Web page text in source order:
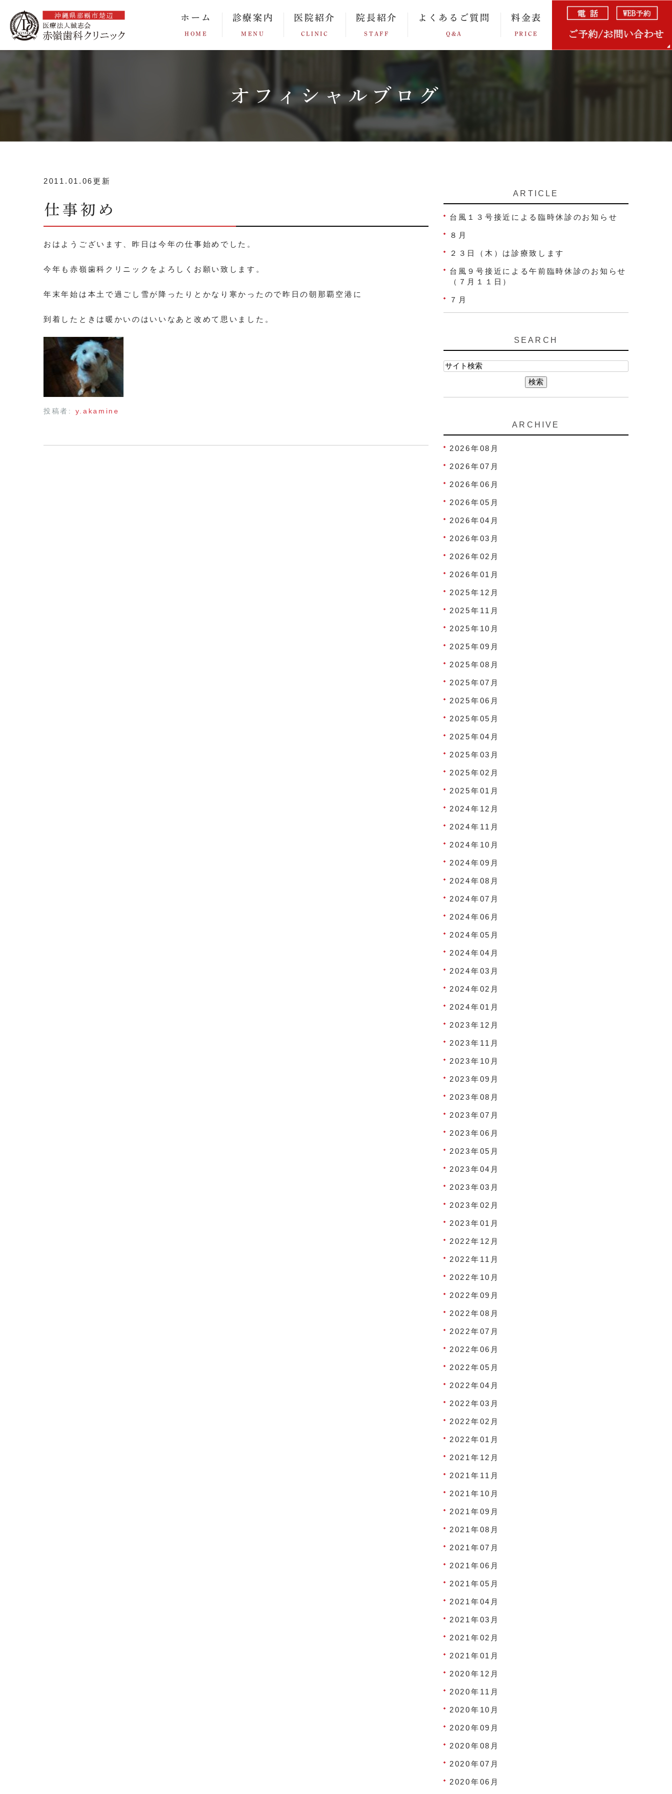
ホーム
HOME
診療案内
MENU
医院紹介
CLINIC
院長紹介
STAFF
よくあるご質問
Q&A
料金表
PRICE
オフィシャルブログ
2011.01.06更新
仕事初め
おはようございます、昨日は今年の仕事始めでした。
今年も赤嶺歯科クリニックをよろしくお願い致します。
年末年始は本土で過ごし雪が降ったりとかなり寒かったので昨日の朝那覇空港に
到着したときは暖かいのはいいなあと改めて思いました。
投稿者: y.akamine
ARTICLE
台風１３号接近による臨時休診のお知らせ
８月
２３日（木）は診療致します
台風９号接近による午前臨時休診のお知らせ
（７月１１日）
７月
SEARCH
ARCHIVE
2026年08月
2026年07月
2026年06月
2026年05月
2026年04月
2026年03月
2026年02月
2026年01月
2025年12月
2025年11月
2025年10月
2025年09月
2025年08月
2025年07月
2025年06月
2025年05月
2025年04月
2025年03月
2025年02月
2025年01月
2024年12月
2024年11月
2024年10月
2024年09月
2024年08月
2024年07月
2024年06月
2024年05月
2024年04月
2024年03月
2024年02月
2024年01月
2023年12月
2023年11月
2023年10月
2023年09月
2023年08月
2023年07月
2023年06月
2023年05月
2023年04月
2023年03月
2023年02月
2023年01月
2022年12月
2022年11月
2022年10月
2022年09月
2022年08月
2022年07月
2022年06月
2022年05月
2022年04月
2022年03月
2022年02月
2022年01月
2021年12月
2021年11月
2021年10月
2021年09月
2021年08月
2021年07月
2021年06月
2021年05月
2021年04月
2021年03月
2021年02月
2021年01月
2020年12月
2020年11月
2020年10月
2020年09月
2020年08月
2020年07月
2020年06月